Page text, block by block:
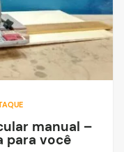
manual –
para você